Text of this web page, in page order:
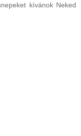
kívánok Neked